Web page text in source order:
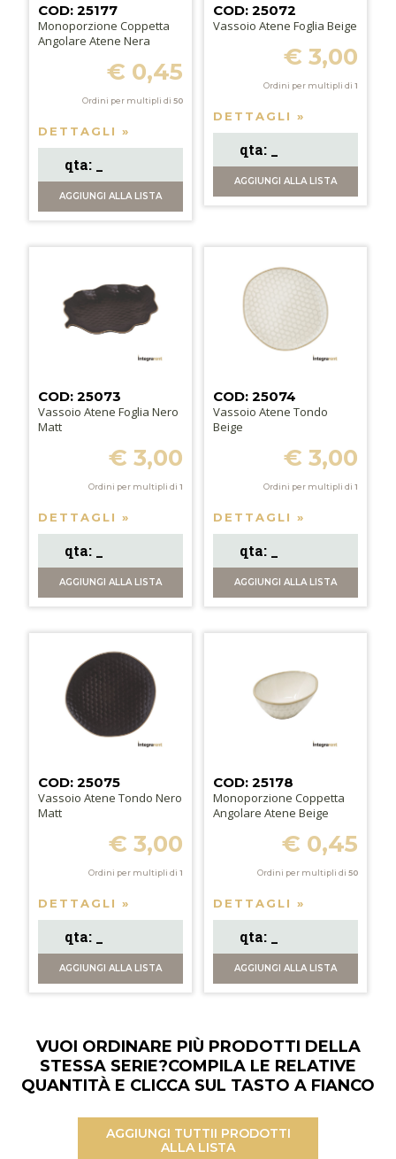
COD: 25177
Monoporzione Coppetta
Angolare Atene Nera
€ 0,45
Ordini per multipli di 50
DETTAGLI »
AGGIUNGIALLA LISTA
COD: 25072
Vassoio Atene Foglia Beige
€ 3,00
Ordini per multipli di 1
DETTAGLI »
AGGIUNGI ALLA LISTA
COD: 25073
Vassoio Atene Foglia Nero
Matt
€ 3,00
Ordini per multipli di 1
DETTAGLI »
AGGIUNGIALLA LISTA
COD: 25074
Vassoio Atene Tondo
Beige
€ 3,00
Ordini per multipli di 1
DETTAGLI »
AGGIUNGI ALLA LISTA
COD: 25075
Vassoio Atene Tondo Nero
Matt
€ 3,00
Ordini per multipli di 1
DETTAGLI »
AGGIUNGIALLA LISTA
COD: 25178
Monoporzione Coppetta
Angolare Atene Beige
€ 0,45
Ordini per multipli di 50
DETTAGLI »
AGGIUNGI ALLA LISTA
VUOI ORDINARE PIÙ PRODOTTI DELLA
STESSA SERIE?COMPILA LE RELATIVE
QUANTITÀ E CLICCA SUL TASTO A FIANCO
AGGIUNGI TUTTII PRODOTTI
ALLA LISTA